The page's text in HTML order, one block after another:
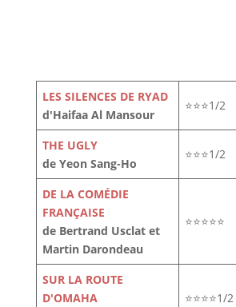
LES SILENCES DE RYAD
d'Haifaa Al Mansour
⭐⭐⭐1/2
THE UGLY
de Yeon Sang-Ho
⭐⭐⭐1/2
DE LA COMÉDIE
FRANÇAISE
de Bertrand Usclat et
Martin Darondeau
⭐⭐⭐⭐⭐
SUR LA ROUTE
D'OMAHA
⭐⭐⭐⭐1/2